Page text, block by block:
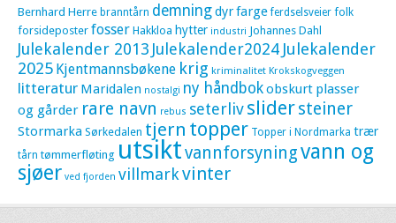
Bernhard Herre branntårn demningdyrfarge ferdselsveier folk
forsideposter fosser Hakkloa hytter industri Johannes Dahl
Julekalender 2013 Julekalender2024 Julekalender
2025 Kjentmannsbøkene krig kriminalitet Krokskogveggen
litteratur Maridalen nostalgi ny håndbokobskurt plasser
og gårder rare navn rebus seterlivslidersteiner
Stormarka Sørkedalen tjern topper Topper i Nordmarka trær
tårn tømmerfløting utsiktvannforsyningvann og
sjøer ved fjorden villmarkvinter